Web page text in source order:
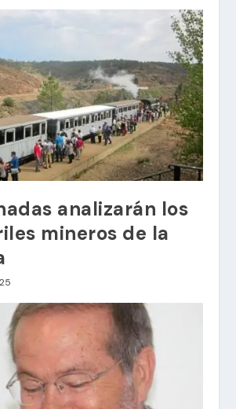
analizarán los
mineros de la